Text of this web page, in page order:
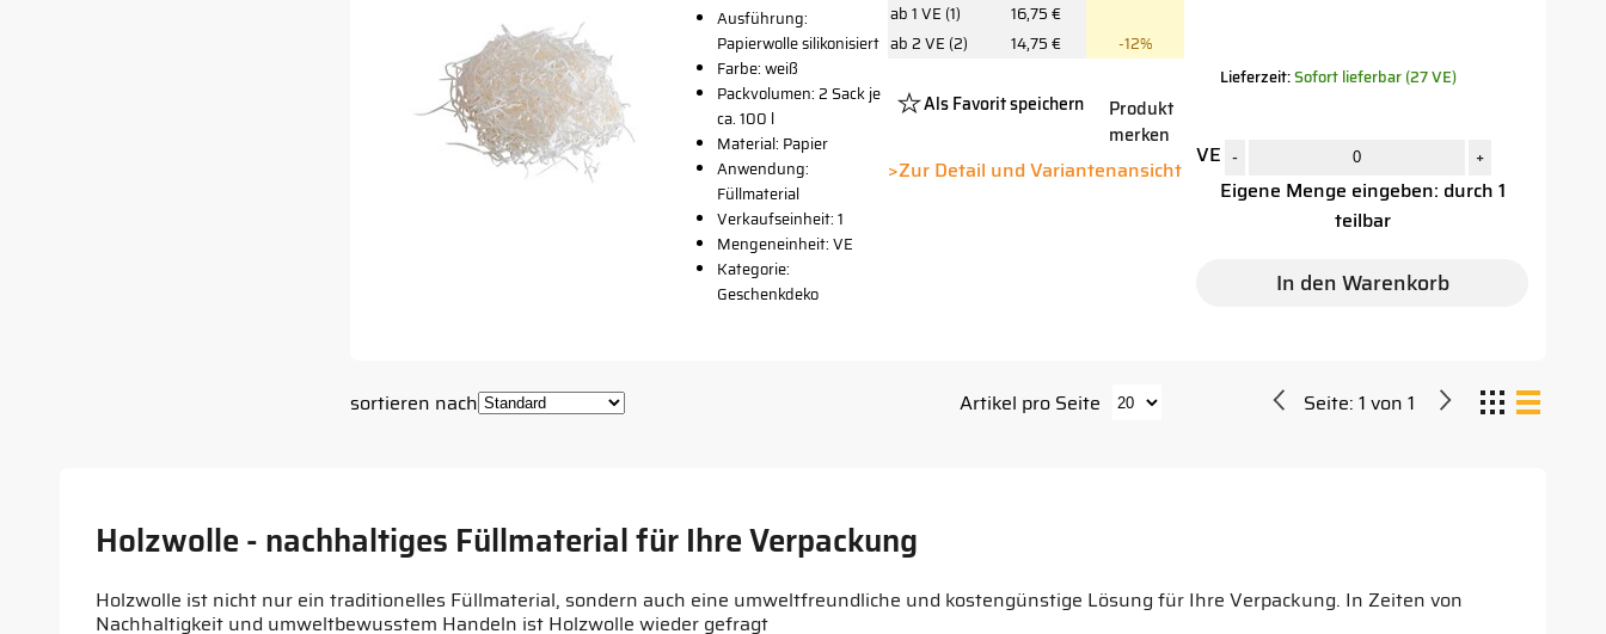
Ausführung:
Papierwolle silikonisiert
Farbe: weiß
Packvolumen: 2 Sack je
ca. 100 l
Material: Papier
Anwendung:
Füllmaterial
Verkaufseinheit: 1
Mengeneinheit: VE
Kategorie:
Geschenkdeko
ab 1 VE (1)
16,75 €
ab 2 VE (2)
14,75 € -12%
Als Favorit speichern
Button
Produkt
merken
>Zur Detail und Variantenansicht
Lieferzeit:Sofort lieferbar (27 VE)
VE - +
Eigene Menge eingeben: durch 1
teilbar
In den Warenkorb
sortieren nach Artikel pro Seite Seite:1 von1
Holzwolle - nachhaltiges Füllmaterial für Ihre Verpackung
Holzwolle ist nicht nur ein traditionelles Füllmaterial, sondern auch eine umweltfreundliche und kostengünstige Lösung für Ihre Verpackung. In Zeiten von
Nachhaltigkeit und umweltbewusstem Handeln ist Holzwolle wieder gefragt